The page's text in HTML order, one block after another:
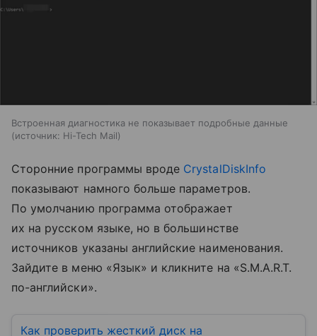
Встроенная диагностика не показывает подробные данные
источник: Hi-Tech Mail
Сторонние программы вроде CrystalDiskInfo
показывают намного больше параметров.
По умолчанию программа отображает
их на русском языке, но в большинстве
источников указаны английские наименования.
Зайдите в меню «Язык» и кликните на «S.M.A.R.T.
по-английски».
Как проверить жесткий диск на